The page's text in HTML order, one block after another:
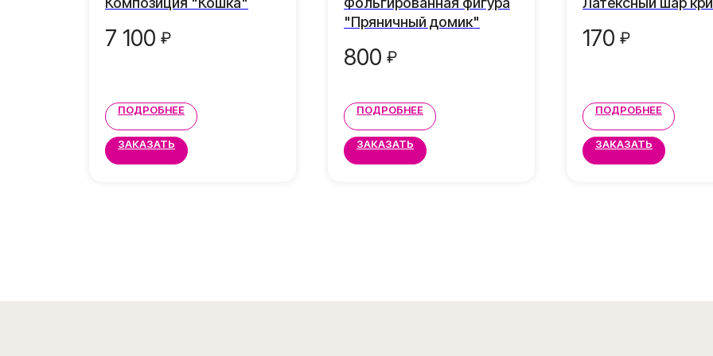
7 100 ₽
ПОДРОБНЕЕ
ЗАКАЗАТЬ
"Пряничный домик"
800 ₽
ПОДРОБНЕЕ
ЗАКАЗАТЬ
170 ₽
ПОДРОБНЕЕ
ЗАКАЗАТЬ